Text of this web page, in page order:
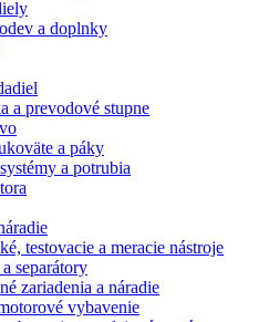
a doplnky
a prevodové stupne
a páky
a potrubia
testovacie a meracie nástroje
separátory
zariadenia a náradie
vybavenie